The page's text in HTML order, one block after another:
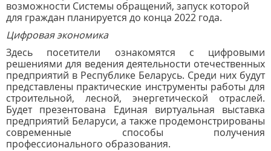
возможности Системы обращений, запуск которой
для граждан планируется до конца 2022 года.
Цифровая экономика
Здесь посетители ознакомятся с цифровыми
решениями для ведения деятельности отечественных
предприятий в Республике Беларусь. Среди них будут
представлены практические инструменты работы для
строительной, лесной, энергетической отраслей.
Будет презентована Единая виртуальная выставка
предприятий Беларуси, а также продемонстрированы
современные способы получения
профессионального образования.